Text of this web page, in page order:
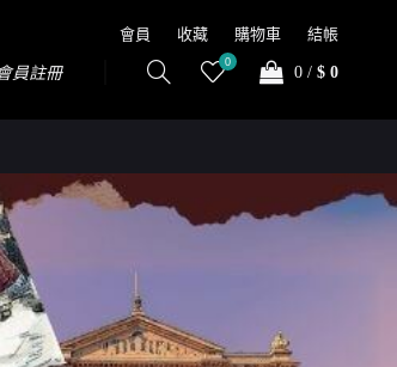
會員 收藏 購物車 結帳
員註冊
0
0 / $ 0